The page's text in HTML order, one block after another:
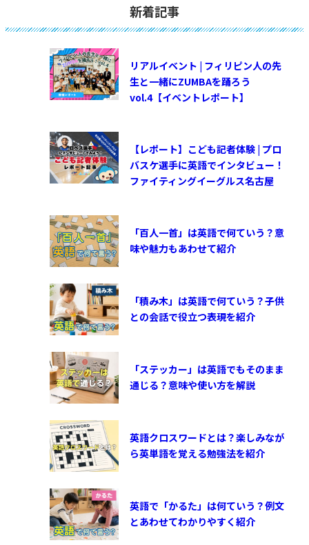
新着記事
リアルイベント | フィリピン人の先
生と一緒にZUMBAを踊ろう
vol.4【イベントレポート】
【レポート】こども記者体験 | プロ
バスケ選手に英語でインタビュー！
ファイティングイーグルス名古屋
「百人一首」は英語で何ていう？意
味や魅力もあわせて紹介
「積み木」は英語で何ていう？子供
との会話で役立つ表現を紹介
「ステッカー」は英語でもそのまま
通じる？意味や使い方を解説
英語クロスワードとは？楽しみなが
ら英単語を覚える勉強法を紹介
英語で「かるた」は何ていう？例文
とあわせてわかりやすく紹介